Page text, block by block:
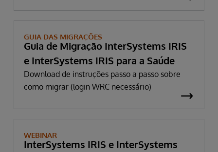
GUIA DAS MIGRAÇÕES
Guia de Migração InterSystems IRIS
e InterSystems IRIS para a Saúde
Download de instruções passo a passo sobre
como migrar (login WRC necessário)
WEBINAR
InterSystems IRIS e InterSystems